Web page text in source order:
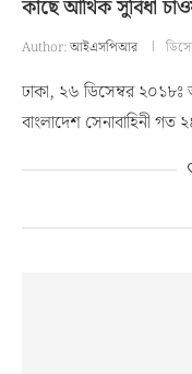
কাছে আর্থিক সুবিধা
Author:আইএসপিআর
ঢাকা, ২৬ ডিসেম্বর
বাংলাদেশ সেনাবাহিনী গত